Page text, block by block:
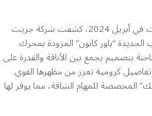
​في معرض بكين الدولي للسيارات في أبريل 2024، كشفت شركة جريت
“باور كانون” المزودة بمحرك
هذه الشاحنة بتصميم يجمع بين الأناقة والقدرة على
كرومية تعزز من مظهرها القوي.
المخصصة للمهام الشاقة، مما يوفر لها